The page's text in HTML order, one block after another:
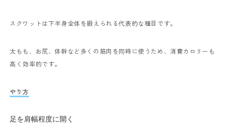
スクワットは下半身全体を鍛えられる代表的な種目です。
太もも、お尻、体幹など多くの筋肉を同時に使うため、消費カロリーも
高く効率的です。
やり方
足を肩幅程度に開く